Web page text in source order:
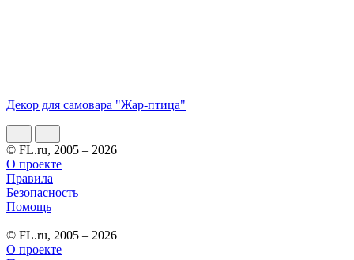
Декор для самовара "Жар-птица"
© FL.ru, 2005 – 2026
О проекте
Правила
Безопасность
Помощь
© FL.ru, 2005 – 2026
О проекте